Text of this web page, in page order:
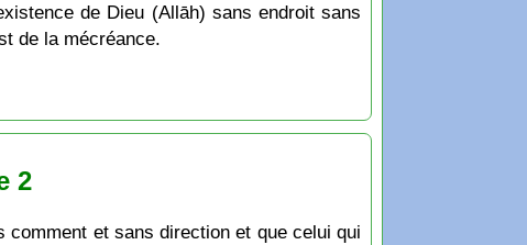
de Dieu (Allāh) sans endroit sans
de la mécréance.
2
et sans direction et que celui qui